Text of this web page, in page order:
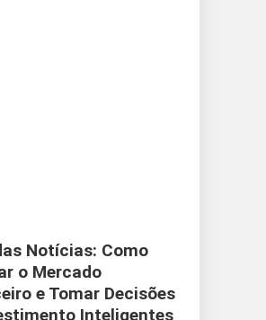
Notícias: Como
o Mercado
e Tomar Decisões
Inteligentes